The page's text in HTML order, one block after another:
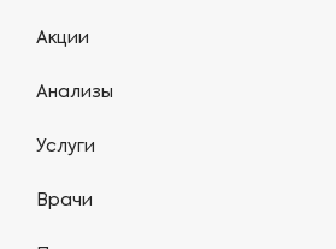
Акции
Анализы
Услуги
Врачи